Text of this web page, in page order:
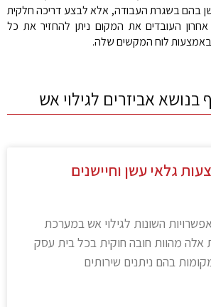
בהם בשגרת העבודה, אלא לבצע דריכה חלקית
אחרון העובדים את המקום ניתן להחזיר את כל
לוח המקשים שלה.
בנושא אביזרים לגילוי אש
גלאי עשן וחיישנים
השונות לגילוי אש במערכת
אלה מהוות חובה חוקית בכל בית עסק
בהם ניתנים שירותים